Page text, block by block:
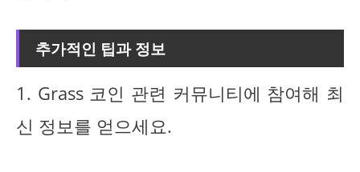
추가적인 팁과 정보
1. Grass 코인 관련 커뮤니티에 참여해 최
신 정보를 얻으세요.